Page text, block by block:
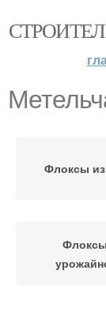
Флоксы